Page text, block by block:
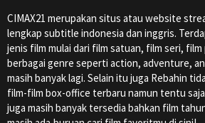
CIMAX21 merupakan situs atau website
lengkap subtitle indonesia dan inggris.
jenis film mulai dari film satuan, film seri,
berbagai genre seperti action, adventure,
masih banyak lagi. Selain itu juga Rebahin
film-film box-office terbaru namun tentu
juga masih banyak tersedia bahkan film